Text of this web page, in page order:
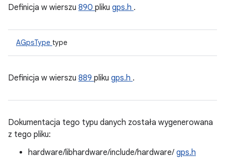
Definicja w wierszu 890 pliku gps.h .
AGpsType type
Definicja w wierszu 889 pliku gps.h .
Dokumentacja tego typu danych została wygenerowana
z tego pliku:
hardware/libhardware/include/hardware/ gps.h